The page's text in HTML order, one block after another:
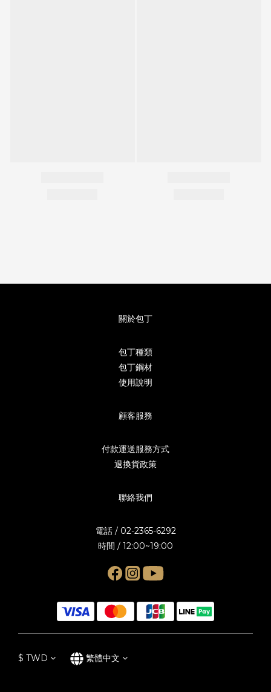
關於包丁
包丁種類
包丁鋼材
使用說明
顧客服務
付款運送服務方式
退換貨政策
聯絡我們
電話 / 02-2365-6292
時間 / 12:00~19:00
$ TWD 繁體中文